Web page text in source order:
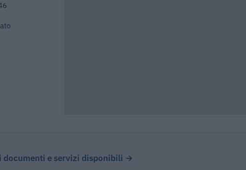
documenti e servizi disponibili →